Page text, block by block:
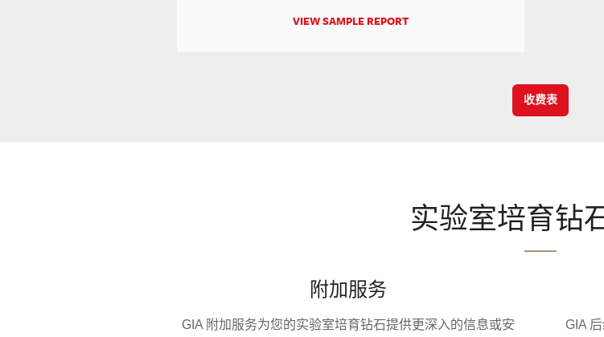
VIEW SAMPLE REPORT
收费表
实验室培育钻
附加服务
GIA 附加服务为您的实验室培育钻石提供更深入的信息或安
GIA